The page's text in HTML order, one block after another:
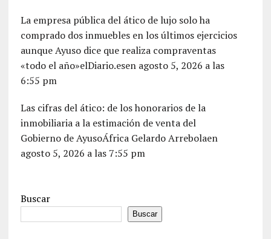
La empresa pública del ático de lujo solo ha
comprado dos inmuebles en los últimos ejercicios
aunque Ayuso dice que realiza compraventas
«todo el año»elDiario.esen agosto 5, 2026 a las
6:55 pm
Las cifras del ático: de los honorarios de la
inmobiliaria a la estimación de venta del
Gobierno de AyusoÁfrica Gelardo Arrebolaen
agosto 5, 2026 a las 7:55 pm
Buscar
Buscar